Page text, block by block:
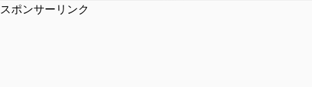
スポンサーリンク